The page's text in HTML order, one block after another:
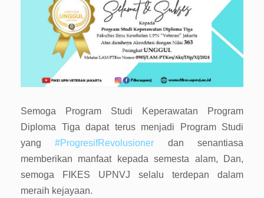
Semoga Program Studi Keperawatan Program
Diploma Tiga dapat terus menjadi Program Studi
yang#ProgresifRevolusioner dan senantiasa
memberikan manfaat kepada semesta alam, Dan,
semoga FIKES UPNVJ selalu terdepan dalam
meraih kejayaan.